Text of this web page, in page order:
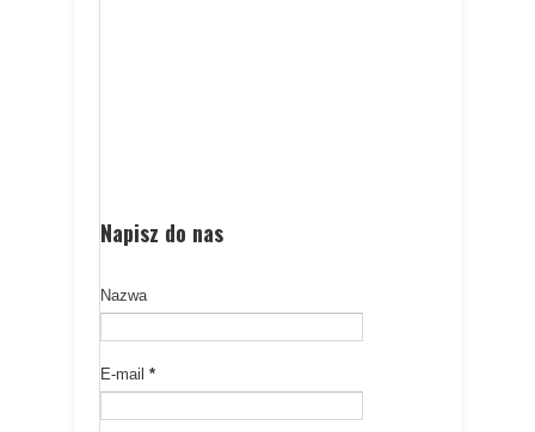
Napisz do nas
Nazwa
E-mail *